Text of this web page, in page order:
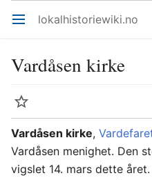
Åpne hovedmenyen lokalhistoriewiki.no
Vardåsen kirke
Overvåk
Vardåsen kirke,
Vardåsen menighet. Den
vigslet 14. mars dette